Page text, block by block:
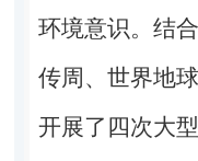
环境意识。结
传周、世界地
开展了四次大